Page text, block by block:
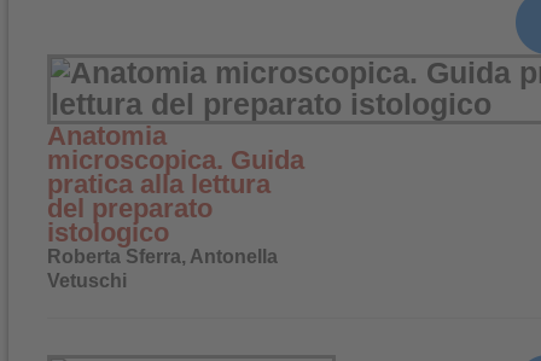
Anatomia
microscopica. Guida
pratica alla lettura
del preparato
istologico
Roberta Sferra, Antonella
Vetuschi